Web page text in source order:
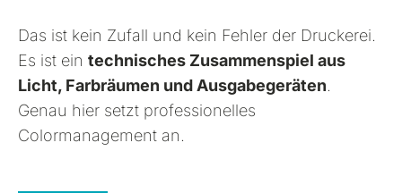
Das ist kein Zufall und kein Fehler der Druckerei.
Es ist ein technisches Zusammenspiel aus
Licht, Farbräumen und Ausgabegeräten.
Genau hier setzt professionelles
Colormanagement an.